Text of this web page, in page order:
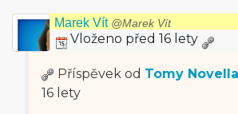
Marek Vít @Marek Vít
Vloženo před 16 lety
Příspěvek od Tomy Novella
16 lety